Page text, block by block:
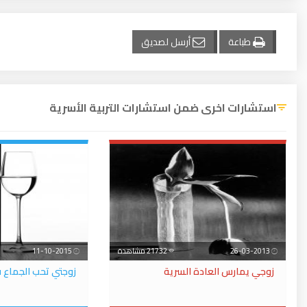
طباعة أرسل لصديق
استشارات اخرى ضمن استشارات التربية الأسرية
21732 مشاهدة
زوجي يمارس العادة السرية
11-10-2015
زوجتي تحب الجماع